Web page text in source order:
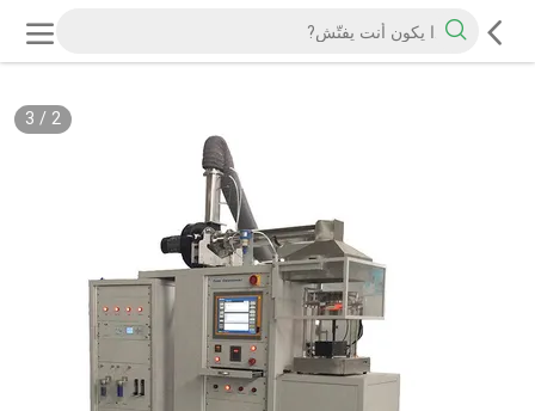
2
/
3